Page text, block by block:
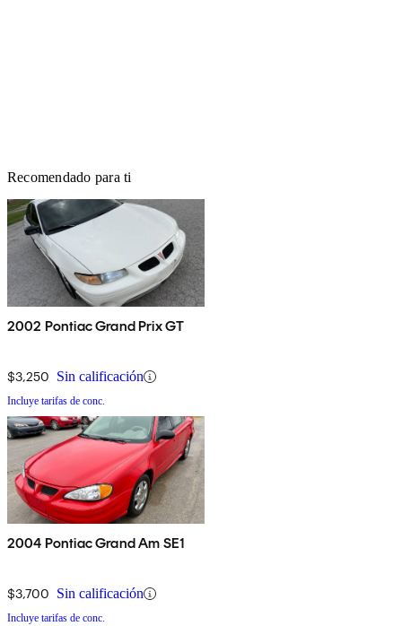
Recomendado para ti
2002 Pontiac Grand Prix GT
$3,250 Sin calificación
Incluye tarifas de conc.
2004 Pontiac Grand Am SE1
$3,700 Sin calificación
Incluye tarifas de conc.